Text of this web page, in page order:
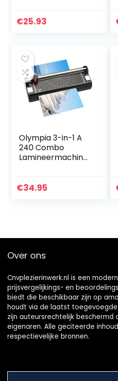
€25.93
Olympia 3-in-1 A
240 Combo
Lamineermachine
Zwart
€34.95
Over ons
Cnvplezierinwerk.nl is een
prijsvergelijkings- en
biedt die beschikbaar zijn op
houdt via de laatst
zijn auteursrechtelijk beschermd
eigenaren. Alle geciteerde
respectievelijke bronnen.